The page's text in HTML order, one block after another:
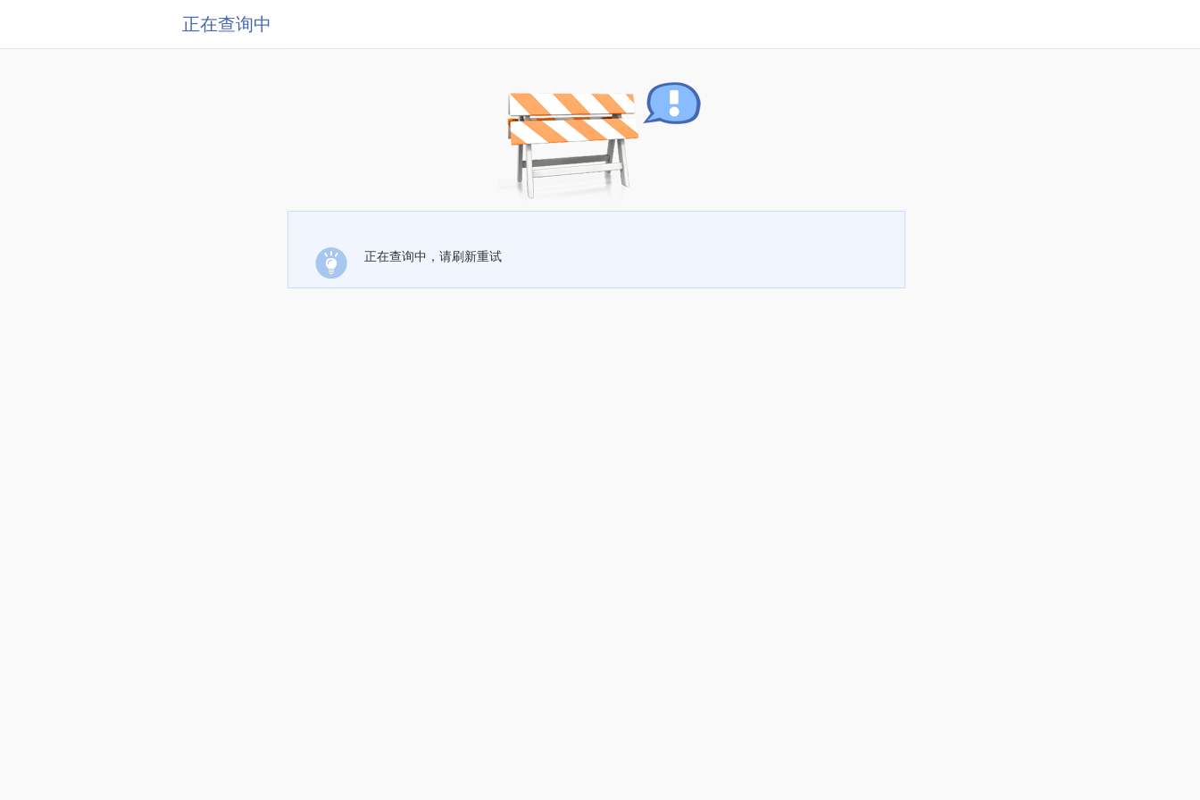
正在查询中
正在查询中，请刷新重试